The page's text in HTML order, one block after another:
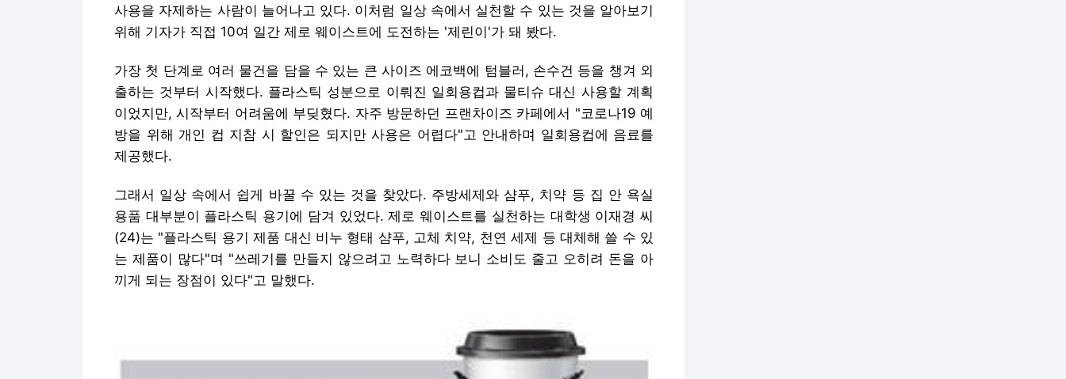
사용을 자제하는 사람이 늘어나고 있다. 이처럼 일상 속에서 실천할 수 있는 것을 알아보기
위해 기자가 직접 10여 일간 제로 웨이스트에 도전하는 '제린이'가 돼 봤다.
가장 첫 단계로 여러 물건을 담을 수 있는 큰 사이즈 에코백에 텀블러, 손수건 등을 챙겨 외
출하는 것부터 시작했다. 플라스틱 성분으로 이뤄진 일회용컵과 물티슈 대신 사용할 계획
이었지만, 시작부터 어려움에 부딪혔다. 자주 방문하던 프랜차이즈 카페에서 "코로나19 예
방을 위해 개인 컵 지참 시 할인은 되지만 사용은 어렵다"고 안내하며 일회용컵에 음료를
제공했다.
그래서 일상 속에서 쉽게 바꿀 수 있는 것을 찾았다. 주방세제와 샴푸, 치약 등 집 안 욕실
용품 대부분이 플라스틱 용기에 담겨 있었다. 제로 웨이스트를 실천하는 대학생 이재경 씨
(24)는 "플라스틱 용기 제품 대신 비누 형태 샴푸, 고체 치약, 천연 세제 등 대체해 쓸 수 있
는 제품이 많다"며 "쓰레기를 만들지 않으려고 노력하다 보니 소비도 줄고 오히려 돈을 아
끼게 되는 장점이 있다"고 말했다.